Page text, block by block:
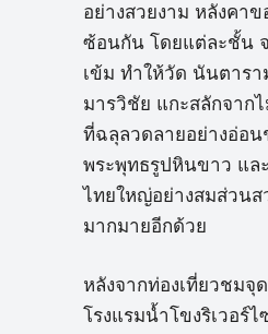
อย่างสวยงาม หลังคา
ซ้อนกัน โดยแต่ละชั้น
เข้ม ทำให้วัด นันตาร
มารวิชัย แกะสลักจาก
ที่ฉลุลวดลายอย่างอ่อน
พระพุทธรูปหินขาว แล
ไทยใหญ่อย่างสมส่วน
มากมายอีกด้วย
หลังจากท่องเที่ยวชม
โรงแรมน้ำโขงริเวอร์